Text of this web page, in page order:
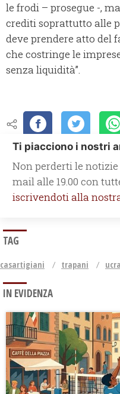
le frodi – prosegue -,
crediti soprattutto alle
deve prendere atto del
che costringe le
senza liquidità”.
Ti piacciono i nostri
Non perderti le
mail alle 19.00 con
iscrivendoti alla
TAG
casartigiani trapani
IN EVIDENZA